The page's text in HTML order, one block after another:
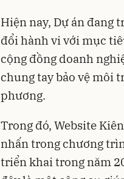
Hiện nay, Dự án
đổi hành vi với mục
cộng đồng doanh
chung tay bảo vệ môi
phương.
Trong đó, Website
nhấn trong chương
triển khai trong năm